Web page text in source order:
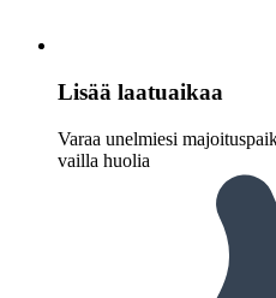
Lisää laatuaikaa
Varaa unelmiesi
vailla huolia